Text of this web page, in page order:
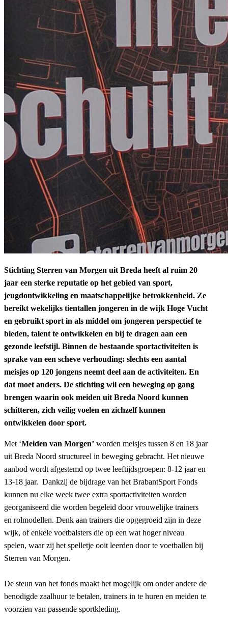
Stichting Sterren van Morgen uit Breda heeft al ruim 20
jaar een sterke reputatie op het gebied van sport,
jeugdontwikkeling en maatschappelijke betrokkenheid. Ze
bereikt wekelijks tientallen jongeren in de wijk Hoge Vucht
en gebruikt sport in als middel om jongeren perspectief te
bieden, talent te ontwikkelen en bij te dragen aan een
gezonde leefstijl. Binnen de bestaande sportactiviteiten is
sprake van een scheve verhouding: slechts een aantal
meisjes op 120 jongens neemt deel aan de activiteiten. En
dat moet anders. De stichting wil een beweging op gang
brengen waarin ook meiden uit Breda Noord kunnen
schitteren, zich veilig voelen en zichzelf kunnen
ontwikkelen door sport.
Met ‘Meiden van Morgen’ worden meisjes tussen 8 en 18 jaar
uit Breda Noord structureel in beweging gebracht. Het nieuwe
aanbod wordt afgestemd op twee leeftijdsgroepen: 8-12 jaar en
13-18 jaar. Dankzij de bijdrage van het BrabantSport Fonds
kunnen nu elke week twee extra sportactiviteiten worden
georganiseerd die worden begeleid door vrouwelijke trainers
en rolmodellen. Denk aan trainers die opgegroeid zijn in deze
wijk, of enkele voetbalsters die op een wat hoger niveau
spelen, waar zij het spelletje ooit leerden door te voetballen bij
Sterren van Morgen.
De steun van het fonds maakt het mogelijk om onder andere de
benodigde zaalhuur te betalen, trainers in te huren en meiden te
voorzien van passende sportkleding.